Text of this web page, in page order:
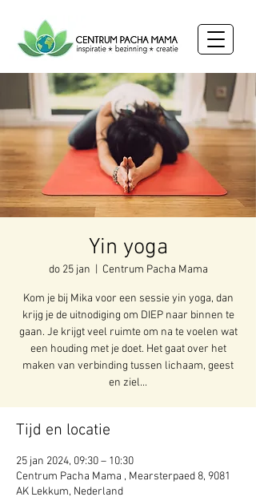
Yin yoga
do 25 jan Centrum Pacha Mama
Kom je bij Mika voor een sessie yin yoga, dan
krijg je de uitnodiging om DIEP naar binnen te
gaan. Je krijgt veel ruimte om na te voelen wat
een houding met je doet. Het gaat over het
maken van verbinding tussen lichaam, geest
en ziel...
Tijd en locatie
25 jan 2024, 09:30 – 10:30
Centrum Pacha Mama , Mearsterpaed 8, 9081
AK Lekkum, Nederland